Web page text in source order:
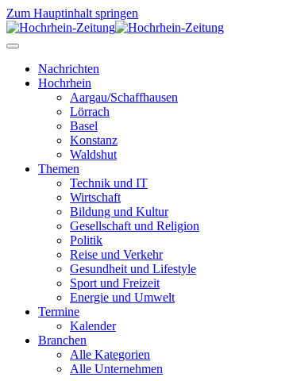
Zum Hauptinhalt springen
Nachrichten
Hochrhein
Aargau/Schaffhausen
Lörrach
Basel
Konstanz
Waldshut
Themen
Technik und IT
Wirtschaft
Bildung und Kultur
Gesellschaft und Religion
Politik
Reise und Verkehr
Gesundheit und Lifestyle
Sport und Freizeit
Energie und Umwelt
Termine
Kalender
Branchen
Alle Kategorien
Alle Unternehmen